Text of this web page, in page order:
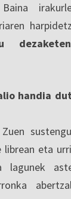
handia
librean eta
lagunek